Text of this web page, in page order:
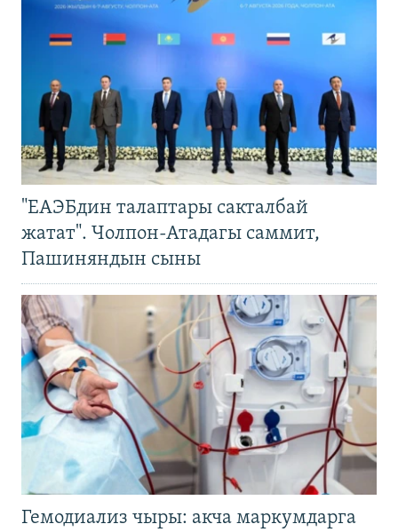
"ЕАЭБдин талаптары сакталбай
жатат". Чолпон-Атадагы саммит,
Пашиняндын сыны
Гемодиализ чыры: акча маркумдарга